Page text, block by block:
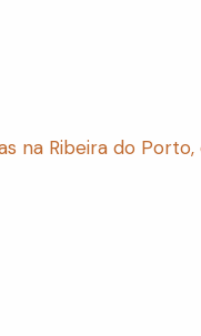
na Ribeira do